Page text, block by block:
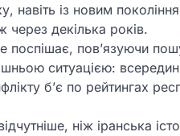
із новим
через декілька років.
пов’язуючи
ситуацією:
б’є по рейтингах
ніж іранська